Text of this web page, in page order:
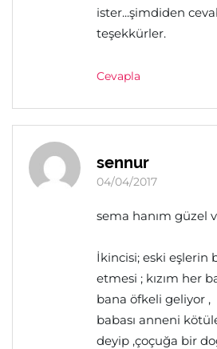
ister...şimdiden
teşekkürler.
Cevapla
sennur
04/04/2017
sema hanım güzel
İkincisi; eski eşlerin
etmesi ; kızım her
bana öfkeli geliyor ,
babası anneni
deyip ,çoçuğa bir